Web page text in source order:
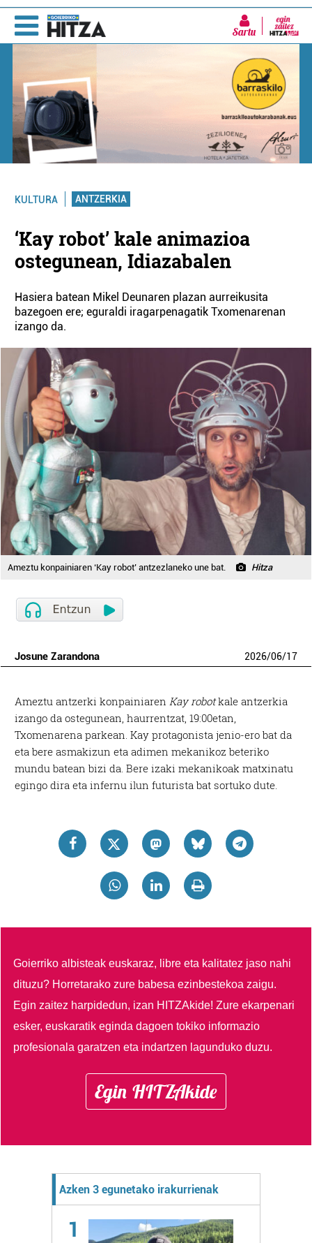
Sartu
KULTURA ANTZERKIA
‘Kay robot’ kale animazioa
ostegunean, Idiazabalen
Hasiera batean Mikel Deunaren plazan aurreikusita
bazegoen ere; eguraldi iragarpenagatik Txomenarenan
izango da.
Ameztu konpainiaren ‘Kay robot’ antzezlaneko une bat. Hitza
Josune Zarandona 2026/06/17
Ameztu antzerki konpainiaren Kay robotkale antzerkia
izango da ostegunean, haurrentzat, 19:00etan,
Txomenarena parkean. Kay protagonista jenio-ero bat da
eta bere asmakizun eta adimen mekanikoz beteriko
mundu batean bizi da. Bere izaki mekanikoak matxinatu
egingo dira eta infernu ilun futurista bat sortuko dute.
Goierriko albisteak euskaraz, libre eta kalitatez jaso nahi
dituzu? Horretarako zure babesa ezinbestekoa zaigu.
Egin zaitez harpidedun, izan HITZAkide!Zure ekarpenari
esker, euskaratik eginda dagoen tokiko informazio
profesionala garatzen eta indartzen lagunduko duzu.
Egin HITZAkide
Azken 3 egunetako irakurrienak
1